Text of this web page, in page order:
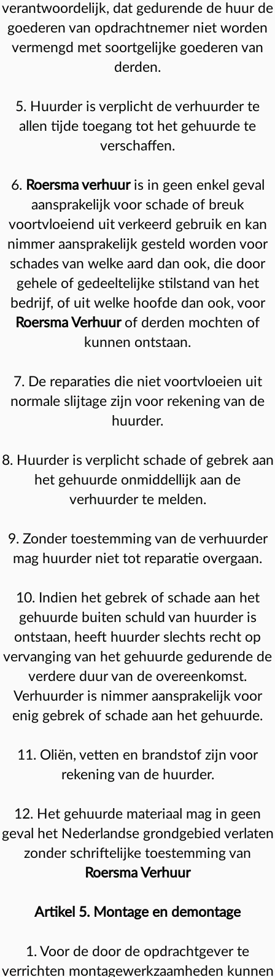
verantwoordelijk, dat gedurende de huur de
goederen van opdrachtnemer niet worden
vermengd met soortgelijke goederen van
derden.
5. Huurder is verplicht de verhuurder te
allen tijde toegang tot het gehuurde te
verschaffen.
6. Roersma verhuur is in geen enkel geval
aansprakelijk voor schade of breuk
voortvloeiend uit verkeerd gebruik en kan
nimmer aansprakelijk gesteld worden voor
schades van welke aard dan ook, die door
gehele of gedeeltelijke stilstand van het
bedrijf, of uit welke hoofde dan ook, voor
Roersma Verhuurof derden mochten of
kunnen ontstaan.
7. De reparaties die niet voortvloeien uit
normale slijtage zijn voor rekening van de
huurder.
8. Huurder is verplicht schade of gebrek aan
het gehuurde onmiddellijk aan de
verhuurder te melden.
9. Zonder toestemming van de verhuurder
mag huurder niet tot reparatie overgaan.
10. Indien het gebrek of schade aan het
gehuurde buiten schuld van huurder is
ontstaan, heeft huurder slechts recht op
vervanging van het gehuurde gedurende de
verdere duur van de overeenkomst.
Verhuurder is nimmer aansprakelijk voor
enig gebrek of schade aan het gehuurde.
11. Oliën, vetten en brandstof zijn voor
rekening van de huurder.
12. Het gehuurde materiaal mag in geen
geval het Nederlandse grondgebied verlaten
zonder schriftelijke toestemming van
Roersma Verhuur
Artikel 5. Montage en demontage
1. Voor de door de opdrachtgever te
verrichten montagewerkzaamheden kunnen